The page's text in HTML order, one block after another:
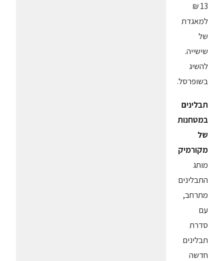
13 ₪
למאגדת
של
שישייה.
להשיג
בשופרסל.
תבלינים
במטחנות
של
מקורמיק
מותג
התבלינים
מתרחב,
עם
סדרת
תבלינים
חדשה